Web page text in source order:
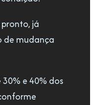
já
de mudança
e 40% dos